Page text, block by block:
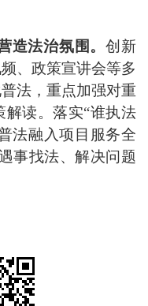
造法治氛围。创新
、政策宣讲会等多
法，重点加强对重
解读。落实“谁执法
法融入项目服务全
事找法、解决问题